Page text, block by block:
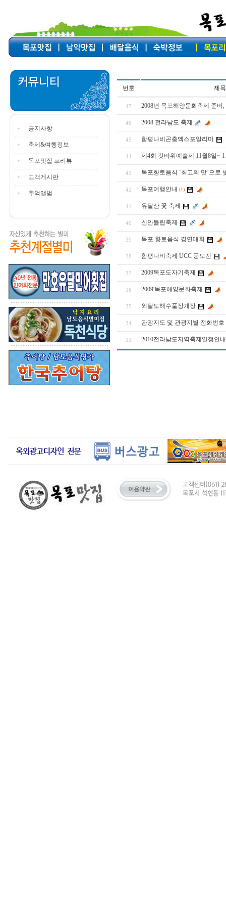
공지사항
축제&여행정보
목포맛집 프리뷰
고객게시판
추억앨범
번호 제목
47 2008년 목포해양문화축제 준비
46 2008 전라남도 축제
45 함평나비곤충엑스포알리미
44 제4회 갓바위예술제 11월8일~
43 목포향토음식 ‘최고의 맛’으로
42 목포여행안내 (1)
41 유달산 꽃 축제
40 신안튤립축제
39 목포 향토음식 경연대회
38 함평나비축제 UCC 공모전
37 2009목포도자기축제
36 2009'목포해양문화축제
35 외달도해수풀장개장
34 관광지도 및 관광지별 전화번호
33 2010전라남도지역축제일정안내